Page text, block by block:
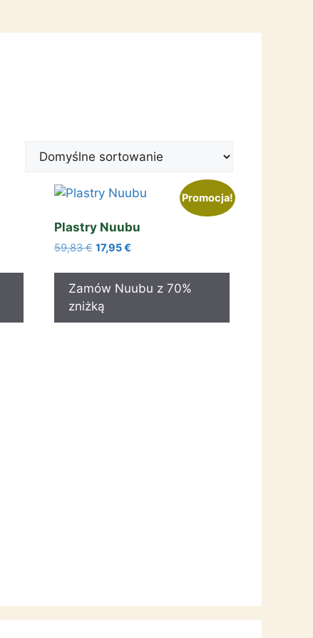
Promocja!
Plastry Nuubu
59,83€ Pierwotna
wynosiła:
59,83 €.
17,95€Aktualna
wynosi:
17,95 €.
Zamów Nuubu z 70%
zniżką